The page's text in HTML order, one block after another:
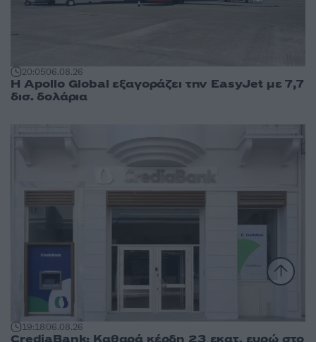
20:0506.08.26
Η Apollo Global εξαγοράζει την EasyJet με 7,7
δισ. δολάρια
19:1806.08.26